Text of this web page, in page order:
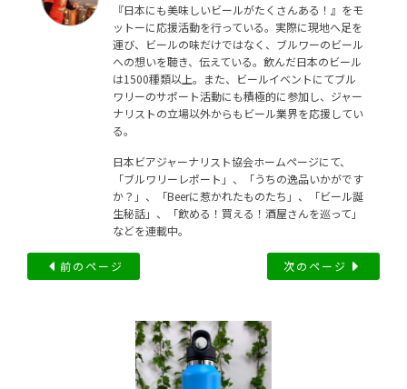
『日本にも美味しいビールがたくさんある！』をモ
ットーに応援活動を行っている。実際に現地へ足を
運び、ビールの味だけではなく、ブルワーのビール
への想いを聴き、伝えている。飲んだ日本のビール
は1500種類以上。また、ビールイベントにてブル
ワリーのサポート活動にも積極的に参加し、ジャー
ナリストの立場以外からもビール業界を応援してい
る。
日本ビアジャーナリスト協会ホームページにて、
「ブルワリーレポート」、「うちの逸品いかがです
か？」、「Beerに惹かれたものたち」、「ビール誕
生秘話」、「飲める！買える！酒屋さんを巡って」
などを連載中。
前のページ 次のページ